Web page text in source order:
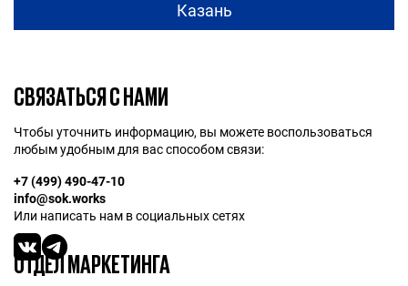
Казань
СВЯЗАТЬСЯ С НАМИ
Чтобы уточнить информацию, вы можете воспользоваться
любым удобным для вас способом связи:
+7 (499) 490-47-10
info@sok.works
Или написать нам в социальных сетях
ОТДЕЛ МАРКЕТИНГА